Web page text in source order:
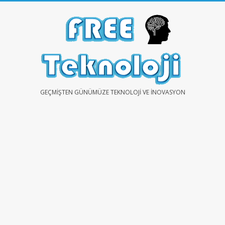
FREEGEÇMIŞTEN GÜNÜMÜZE TEKNOLOJI VE İNOVASYON